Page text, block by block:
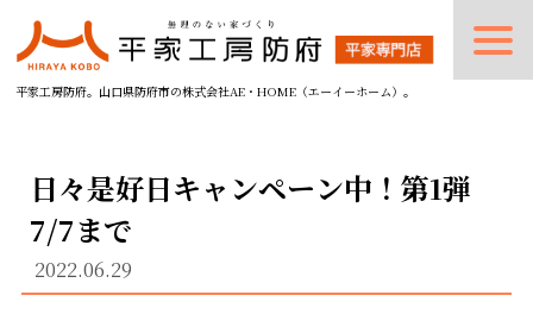
平家工房防府。山口県防府市の株式会社AE・HOME（エーイーホーム）。
日々是好日キャンペーン中！第1弾
7/7まで
2022.06.29